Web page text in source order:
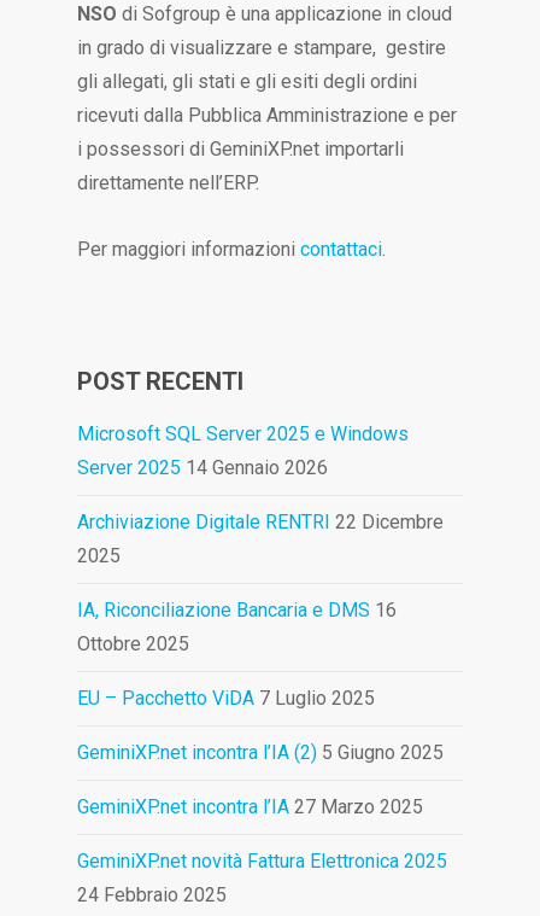
NSO di Sofgroup è una applicazione in cloud
in grado di visualizzare e stampare, gestire
gli allegati, gli stati e gli esiti degli ordini
ricevuti dalla Pubblica Amministrazione e per
i possessori di GeminiXP.net importarli
direttamente nell’ERP.
Per maggiori informazioni contattaci
POST RECENTI
Microsoft SQL Server 2025 e Windows
Server 2025 14 Gennaio 2026
Archiviazione Digitale RENTRI 22 Dicembre
2025
IA, Riconciliazione Bancaria e DMS 16
Ottobre 2025
EU – Pacchetto ViDA 7 Luglio 2025
GeminiXP.net incontra l’IA (2) 5 Giugno 2025
GeminiXP.net incontra l’IA 27 Marzo 2025
GeminiXP.net novità Fattura Elettronica 2025
24 Febbraio 2025